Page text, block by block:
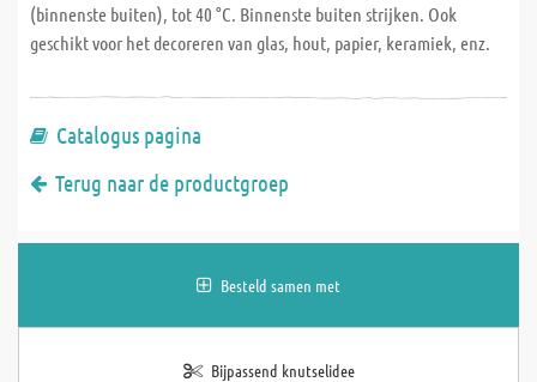
(binnenste buiten), tot 40 °C. Binnenste buiten strijken. Ook
geschikt voor het decoreren van glas, hout, papier, keramiek, enz.
Catalogus pagina
Terug naar de productgroep
Besteld samen met
Bijpassend knutselidee